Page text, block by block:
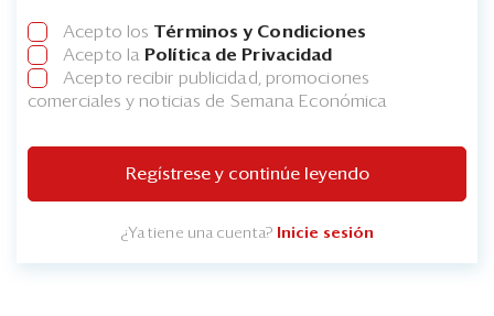
Acepto los Términos y Condiciones
Acepto la Política de Privacidad
Acepto recibir publicidad, promociones
comerciales y noticias de Semana Económica
Regístrese y continúe leyendo
¿Ya tiene una cuenta? Inicie sesión